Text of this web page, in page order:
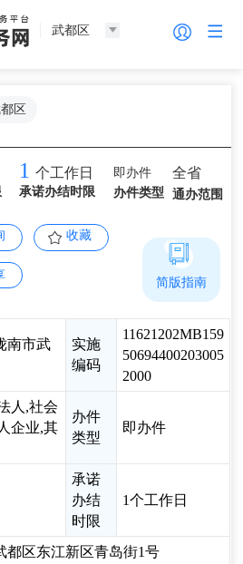
武都区
区
1 个工作日
承诺办结时限
即办件
办件类型
全省
通办范围
收藏
南市武
实施
编码
11621202MB159
50694400203005
2000
人,社会
企业,其
办件
类型
即办件
承诺
办结
时限
1个工作日
都区东江新区青岛街1号
简版指南